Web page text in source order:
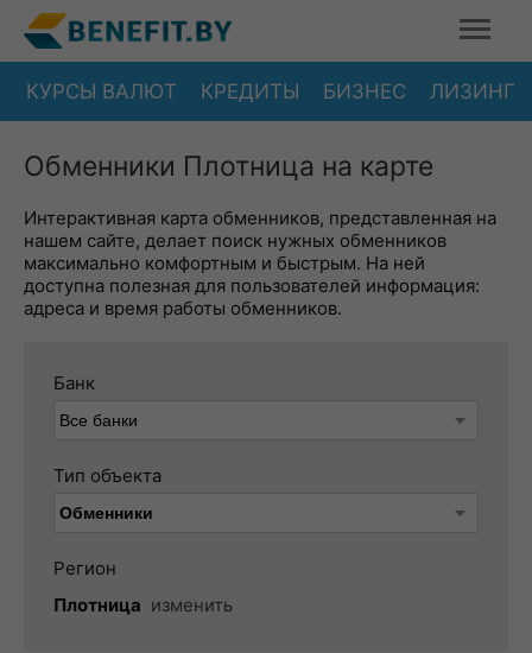
КУРСЫ ВАЛЮТ КРЕДИТЫ БИЗНЕС ЛИЗИНГ
Обменники Плотница на карте
Интерактивная карта обменников, представленная на
нашем сайте, делает поиск нужных обменников
максимально комфортным и быстрым. На ней
доступна полезная для пользователей информация:
адреса и время работы обменников.
Банк
Тип объекта
Регион
Плотница изменить